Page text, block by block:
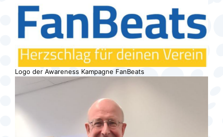
Logo der Awareness Kampagne FanBeats